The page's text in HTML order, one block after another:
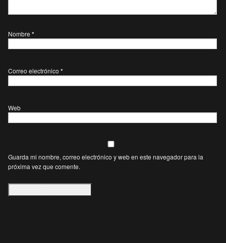
Nombre *
Correo electrónico *
Web
Guarda mi nombre, correo electrónico y web en este navegador para la
próxima vez que comente.